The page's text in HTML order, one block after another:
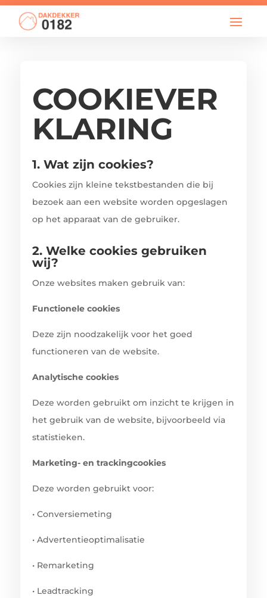

COOKIEVER
KLARING
1. Wat zijn cookies?
Cookies zijn kleine tekstbestanden die bij
bezoek aan een website worden opgeslagen
op het apparaat van de gebruiker.
2. Welke cookies gebruiken
wij?
Onze websites maken gebruik van:
Functionele cookies
Deze zijn noodzakelijk voor het goed
functioneren van de website.
Analytische cookies
Deze worden gebruikt om inzicht te krijgen in
het gebruik van de website, bijvoorbeeld via
statistieken.
Marketing- en trackingcookies
Deze worden gebruikt voor:
• Conversiemeting
• Advertentieoptimalisatie
• Remarketing
• Leadtracking